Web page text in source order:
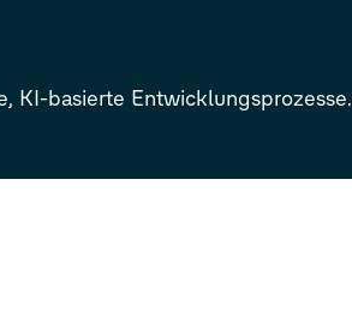
KI-basierte Entwicklungsprozesse.